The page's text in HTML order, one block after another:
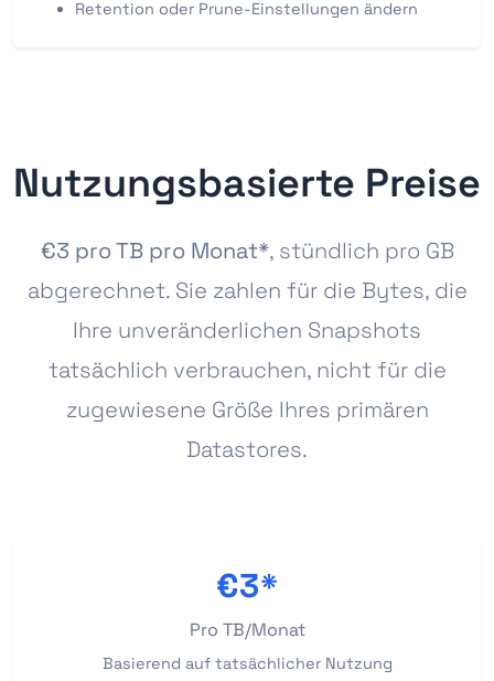
Retention oder Prune-Einstellungen ändern
Nutzungsbasierte Preise
€3 pro TB pro Monat*, stündlich pro GB
abgerechnet. Sie zahlen für die Bytes, die
Ihre unveränderlichen Snapshots
tatsächlich verbrauchen, nicht für die
zugewiesene Größe Ihres primären
Datastores.
€3*
Pro TB/Monat
Basierend auf tatsächlicher Nutzung